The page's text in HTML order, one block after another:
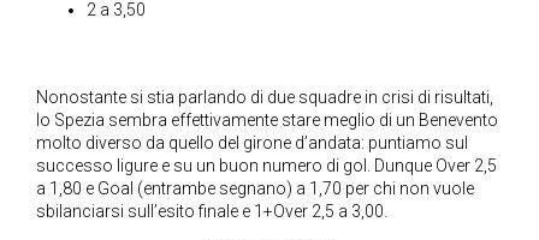
2 a 3,50
Nonostante si stia parlando di due squadre in crisi di risultati,
lo Spezia sembra effettivamente stare meglio di un Benevento
molto diverso da quello del girone d’andata: puntiamo sul
successo ligure e su un buon numero di gol. Dunque Over 2,5
a 1,80 e Goal (entrambe segnano) a 1,70 per chi non vuole
sbilanciarsi sull’esito finale e 1+Over 2,5 a 3,00.